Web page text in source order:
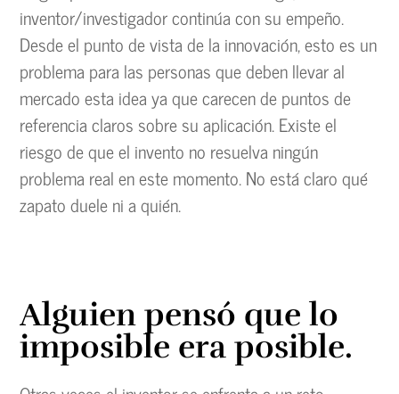
inventor/investigador continúa con su empeño.
Desde el punto de vista de la innovación, esto es un
problema para las personas que deben llevar al
mercado esta idea ya que carecen de puntos de
referencia claros sobre su aplicación. Existe el
riesgo de que el invento no resuelva ningún
problema real en este momento. No está claro qué
zapato duele ni a quién.
Alguien pensó que lo
imposible era posible.